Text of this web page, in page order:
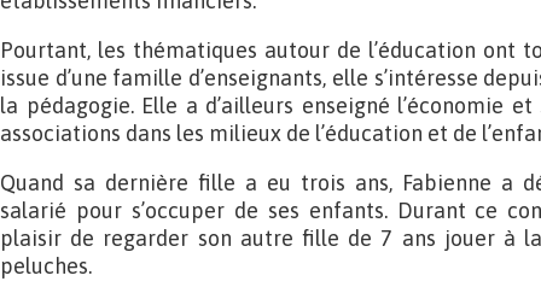
Pourtant, les thématiques autour de l’éducation ont
issue d’une famille d’enseignants, elle s’intéresse
la pédagogie. Elle a d’ailleurs enseigné l’économie
associations dans les milieux de l’éducation et de
Quand sa dernière fille a eu trois ans, Fabienne a
salarié pour s’occuper de ses enfants. Durant ce
plaisir de regarder son autre fille de 7 ans jouer à la
peluches.